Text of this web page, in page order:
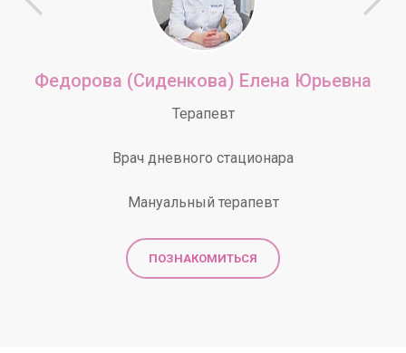
Федорова (Сиденкова) Елена Юрьевна
Терапевт
Врач дневного стационара
Мануальный терапевт
ПОЗНАКОМИТЬСЯ